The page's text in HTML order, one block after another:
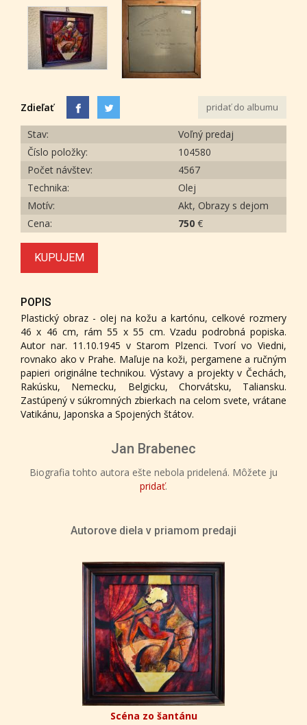
Zdieľať pridať do albumu
Stav:
Voľný predaj
Číslo položky:
104580
Počet návštev:
4567
Technika:
Olej
Motív:
Akt, Obrazy s dejom
Cena:
750 €
KUPUJEM
POPIS
Plastický obraz - olej na kožu a kartónu, celkové rozmery
46 x 46 cm, rám 55 x 55 cm. Vzadu podrobná popiska.
Autor nar. 11.10.1945 v Starom Plzenci. Tvorí vo Viedni,
rovnako ako v Prahe. Maľuje na koži, pergamene a ručným
papieri originálne technikou. Výstavy a projekty v Čechách,
Rakúsku, Nemecku, Belgicku, Chorvátsku, Taliansku.
Zastúpený v súkromných zbierkach na celom svete, vrátane
Vatikánu, Japonska a Spojených štátov.
Jan Brabenec
Biografia tohto autora ešte nebola pridelená. Môžete ju
pridať.
Autorove diela v priamom predaji
Scéna zo šantánu